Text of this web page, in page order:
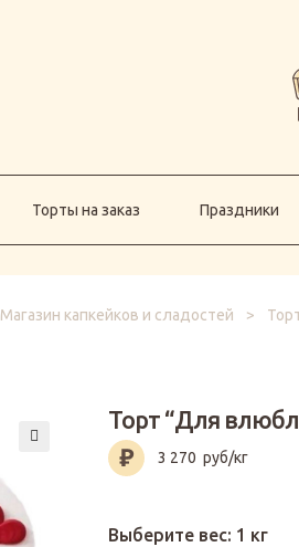
Торты на заказ Праздники
Магазин капкейков и сладостей >
Торт “Для
3 270 руб/кг
Выберите вес: 1 кг